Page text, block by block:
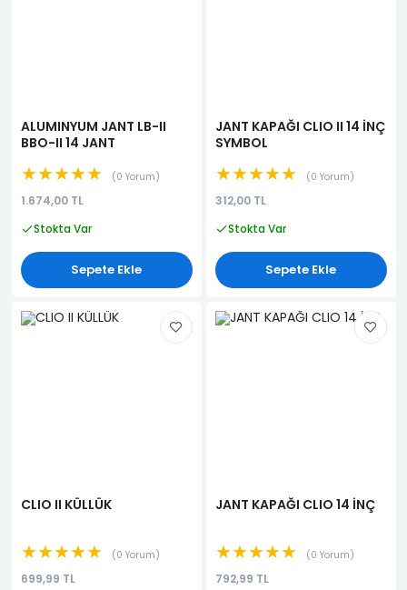
ALUMINYUM JANT LB-II
BBO-II 14 JANT
★★★★★ 0 Yorum
1.674,00 TL
Stokta Var
Sepete Ekle
JANT KAPAĞI CLIO II 14 İNÇ
SYMBOL
★★★★★ 0 Yorum
312,00 TL
Stokta Var
Sepete Ekle
CLIO II KÜLLÜK
★★★★★ 0 Yorum
699,99 TL
JANT KAPAĞI CLIO 14 İNÇ
★★★★★ 0 Yorum
792,99 TL